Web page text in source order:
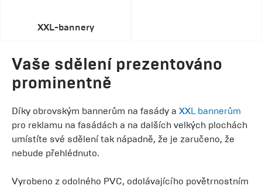
XXL-bannery
Vaše sdělení prezentováno
prominentně
Díky obrovským bannerům na fasády a XXL bannerům
pro reklamu na fasádách a na dalších velkých plochách
umístíte své sdělení tak nápadně, že je zaručeno, že
nebude přehlédnuto.
Vyrobeno z odolného PVC, odolávajícího povětrnostním